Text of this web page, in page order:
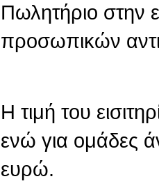
Πωλητήριο στην
προσωπικών
Η τιμή του
ενώ για ομάδες
ευρώ.